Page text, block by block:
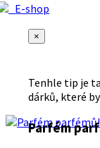
E-shop
×
Tenhle tip je
dárků, které
Parfém